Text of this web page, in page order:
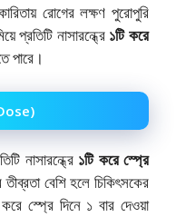
রোগের লক্ষণ পুরোপুরি
প্রতিটি নাসারন্ধ্রে ১টি করে
পারে।
Dose)
নাসারন্ধ্রে ১টি করে স্প্রে
বেশি হলে চিকিৎসকের
করে স্প্রে দিনে ১ বার দেওয়া